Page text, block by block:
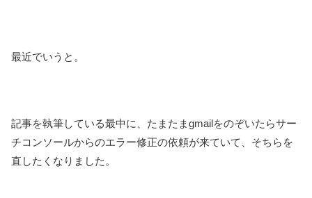
最近でいうと。
記事を執筆している最中に、たまたまgmailをのぞいたらサー
チコンソールからのエラー修正の依頼が来ていて、そちらを
直したくなりました。